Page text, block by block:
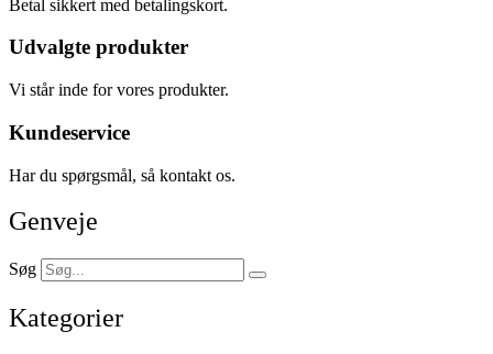
Betal sikkert med betalingskort.
Udvalgte produkter
Vi står inde for vores produkter.
Kundeservice
Har du spørgsmål, så kontakt os.
Genveje
Søg
Kategorier